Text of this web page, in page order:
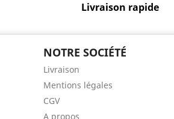
Livraison rapide
NOTRE SOCIÉTÉ
Livraison
Mentions légales
CGV
A propos